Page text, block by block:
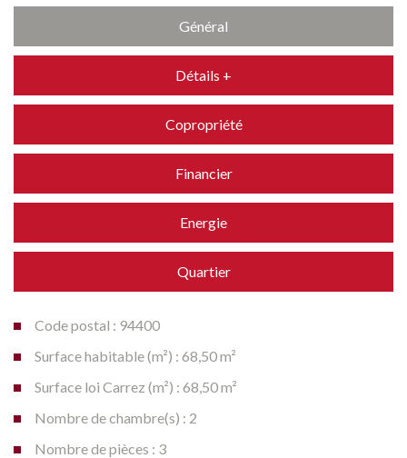
Général
Détails +
Copropriété
Financier
Energie
Quartier
Code postal : 94400
Surface habitable (m²) : 68,50 m²
Surface loi Carrez (m²) : 68,50 m²
Nombre de chambre(s) : 2
Nombre de pièces : 3